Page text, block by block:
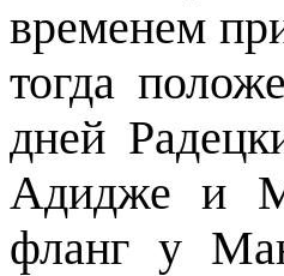
временем
тогда
дней
Адидже и
фланг у